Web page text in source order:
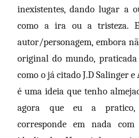
inexistentes, dando lugar a
como a ira ou a tristeza.
autor/personagem, embora
original do mundo,
como o já citado J.D Salinger
é uma ideia que tenho
agora que eu a
corresponde em nada